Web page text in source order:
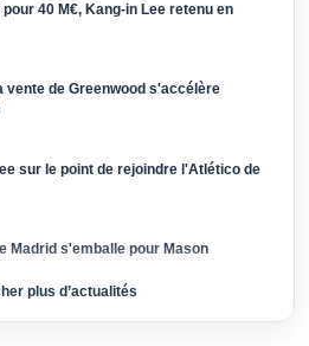
Tout voir
40 M€, Kang-in Lee retenu en
de Greenwood s'accélère
sur le point de rejoindre l'Atlético de